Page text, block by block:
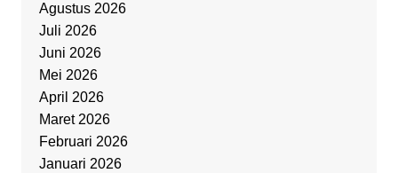
Agustus 2026
Juli 2026
Juni 2026
Mei 2026
April 2026
Maret 2026
Februari 2026
Januari 2026